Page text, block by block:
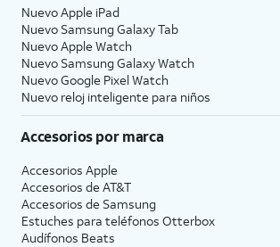
Nuevo Apple iPad
Nuevo Samsung Galaxy Tab
Nuevo Apple Watch
Nuevo Samsung Galaxy Watch
Nuevo Google Pixel Watch
Nuevo reloj inteligente para niños
Accesorios por marca
Accesorios Apple
Accesorios de AT&T
Accesorios de Samsung
Estuches para teléfonos Otterbox
Audífonos Beats